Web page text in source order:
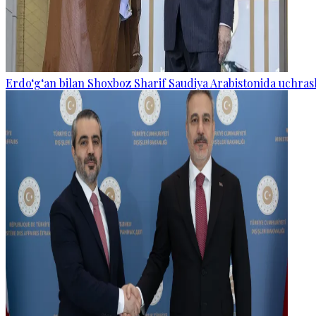
Erdo‘g‘an bilan Shoxboz Sharif Saudiya Arabistonida